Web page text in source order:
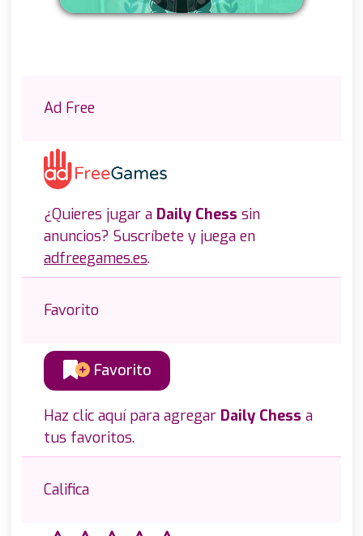
Ad Free
¿Quieres jugar a Daily Chess sin
anuncios? Suscríbete y juega en
adfreegames.es.
Favorito
Favorito
Haz clic aquí para agregar Daily Chess a
tus favoritos.
Califica